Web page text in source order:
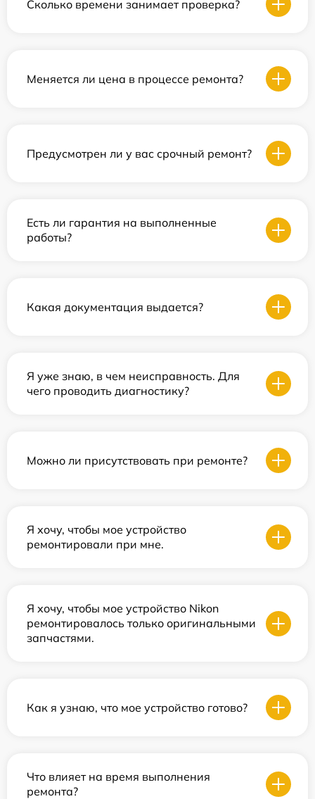
Сколько времени занимает проверка?
Меняется ли цена в процессе ремонта?
Предусмотрен ли у вас срочный ремонт?
Есть ли гарантия на выполненные
работы?
Какая документация выдается?
Я уже знаю, в чем неисправность. Для
чего проводить диагностику?
Можно ли присутствовать при ремонте?
Я хочу, чтобы мое устройство
ремонтировали при мне.
Я хочу, чтобы мое устройство Nikon
ремонтировалось только оригинальными
запчастями.
Как я узнаю, что мое устройство готово?
Что влияет на время выполнения
ремонта?